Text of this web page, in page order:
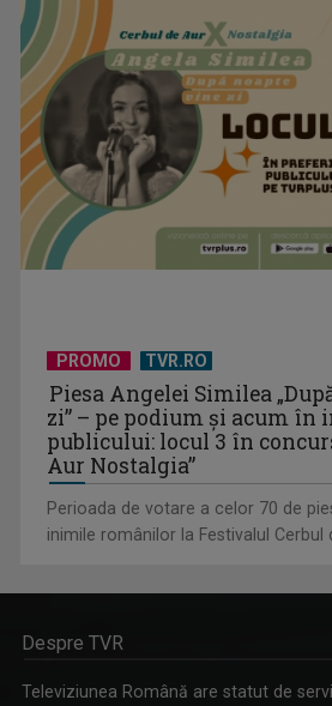
PROMO TVR.RO
Piesa Angelei Similea
zi” – pe podium şi acum în
publicului: locul 3 în
Aur Nostalgia”
Perioada de votare a celor 70 de
inimile românilor la Festivalul Cerbul
Despre TVR
Televiziunea Română are statut de